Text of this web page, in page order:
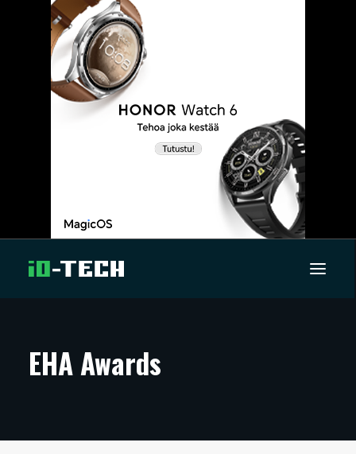
ARTIKKELIT
TECHBBS
EHA Awards